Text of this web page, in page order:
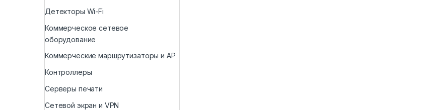
Детекторы Wi-Fi
Коммерческое сетевое
оборудование
Коммерческие маршрутизаторы и AP
Контроллеры
Серверы печати
Сетевой экран и VPN